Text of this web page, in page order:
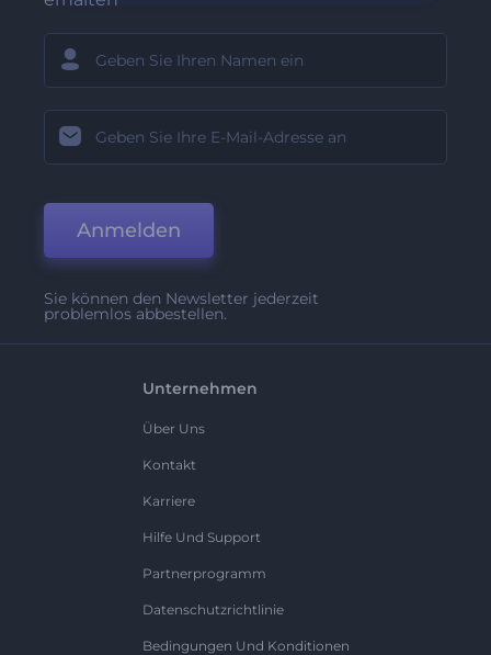
Anmelden
Sie können den Newsletter jederzeit
problemlos abbestellen.
Unternehmen
Über Uns
Kontakt
Karriere
Hilfe Und Support
Partnerprogramm
Datenschutzrichtlinie
Bedingungen Und Konditionen